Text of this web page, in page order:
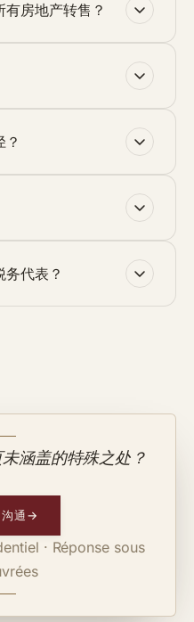
房地产转售？
代表？
涵盖的特殊之处？
通→
· Réponse sous